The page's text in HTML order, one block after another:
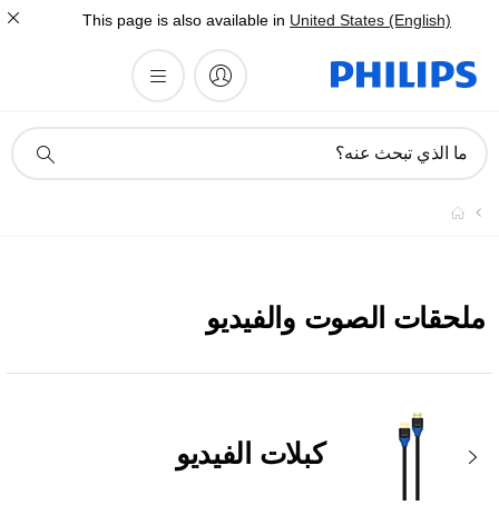
This page is also available in United States (English)
دعم
ما الذي تبحث عنه؟
ملحقات الصوت والفيديو
كبلات الفيديو